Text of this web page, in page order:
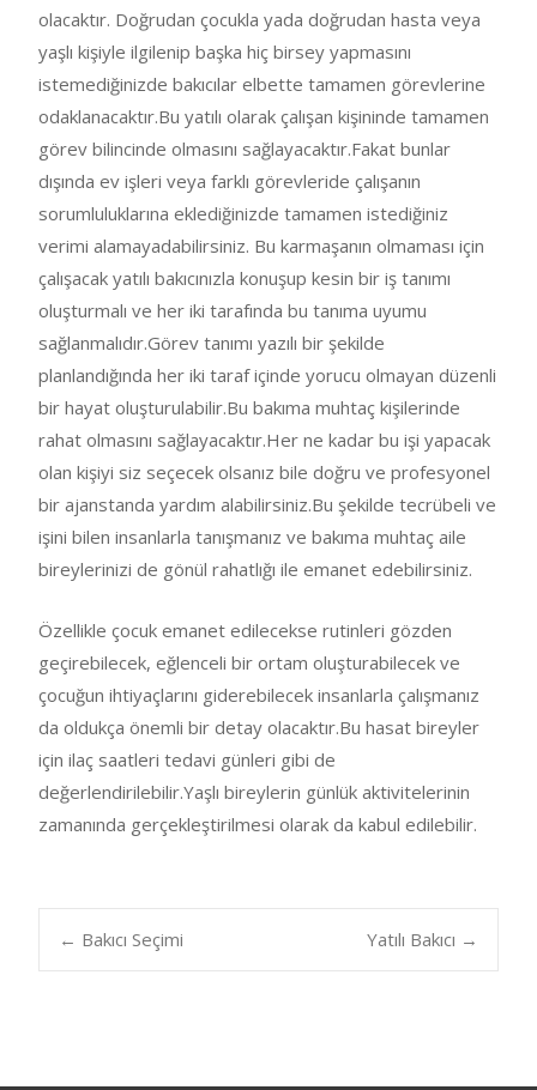
olacaktır. Doğrudan çocukla yada doğrudan hasta veya
yaşlı kişiyle ilgilenip başka hiç birsey yapmasını
istemediğinizde bakıcılar elbette tamamen görevlerine
odaklanacaktır.Bu yatılı olarak çalışan kişininde tamamen
görev bilincinde olmasını sağlayacaktır.Fakat bunlar
dışında ev işleri veya farklı görevleride çalışanın
sorumluluklarına eklediğinizde tamamen istediğiniz
verimi alamayadabilirsiniz. Bu karmaşanın olmaması için
çalışacak yatılı bakıcınızla konuşup kesin bir iş tanımı
oluşturmalı ve her iki tarafında bu tanıma uyumu
sağlanmalıdır.Görev tanımı yazılı bir şekilde
planlandığında her iki taraf içinde yorucu olmayan düzenli
bir hayat oluşturulabilir.Bu bakıma muhtaç kişilerinde
rahat olmasını sağlayacaktır.Her ne kadar bu işi yapacak
olan kişiyi siz seçecek olsanız bile doğru ve profesyonel
bir ajanstanda yardım alabilirsiniz.Bu şekilde tecrübeli ve
işini bilen insanlarla tanışmanız ve bakıma muhtaç aile
bireylerinizi de gönül rahatlığı ile emanet edebilirsiniz.
Özellikle çocuk emanet edilecekse rutinleri gözden
geçirebilecek, eğlenceli bir ortam oluşturabilecek ve
çocuğun ihtiyaçlarını giderebilecek insanlarla çalışmanız
da oldukça önemli bir detay olacaktır.Bu hasat bireyler
için ilaç saatleri tedavi günleri gibi de
değerlendirilebilir.Yaşlı bireylerin günlük aktivitelerinin
zamanında gerçekleştirilmesi olarak da kabul edilebilir.
Post
← Bakıcı Seçimi Yatılı Bakıcı →